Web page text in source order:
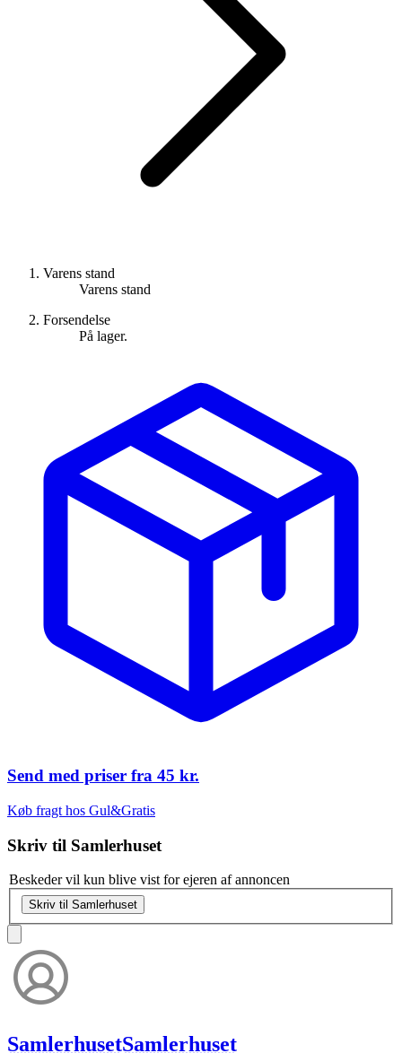
Varens stand
Varens stand
Forsendelse
På lager.
Send med priser fra 45 kr.
Køb fragt hos Gul&Gratis
Skriv til Samlerhuset
Beskeder vil kun blive vist for ejeren af annoncen
Skriv til Samlerhuset
SamlerhusetSamlerhuset